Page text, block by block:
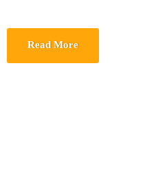
Read More